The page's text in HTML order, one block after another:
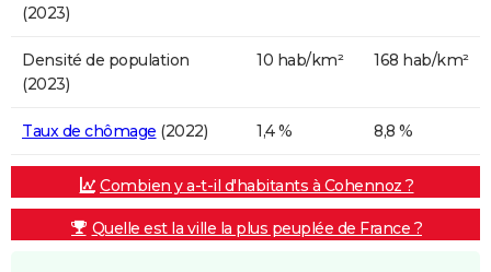
(2023)
Densité de population
(2023)
10 hab/km² 168 hab/km²
Taux de chômage (2022) 1,4 % 8,8 %
Combien y a-t-il d'habitants à Cohennoz ?
Quelle est la ville la plus peuplée de France ?